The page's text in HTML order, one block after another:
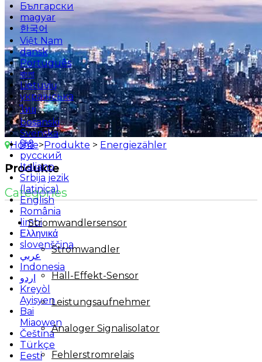
Български
magyar
한국어
Việt Nam
dansk
Português
বাংলা
Lietuvių
українська
ไทย
bosanski
Svenska
हिंदी
русский
Italiano
Srbija jezik
(latinica)
English
România
limbi
Ελληνικά
slovenščina
عربي
Indonesia
اردو
Kreyòl
Ayisyen
Bai
Miaowen
Čeština
Türkçe
Eesti
Home>Produkte > Energiezähler
Produkte
Categories
Stromwandlersensor
Stromwandler
Hall-Effekt-Sensor
Leistungsaufnehmer
Analoger Signalisolator
Fehlerstromrelais